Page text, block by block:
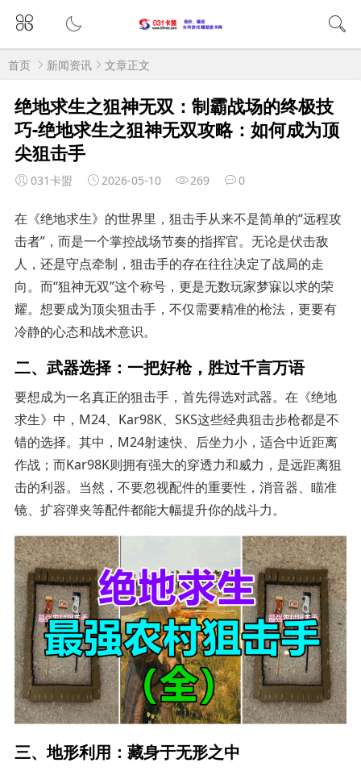
首页 新闻资讯 文章正文
绝地求生之狙神无双：制霸战场的终极技
巧-绝地求生之狙神无双攻略：如何成为顶
尖狙击手
031卡盟 2026-05-10 269 0
在《绝地求生》的世界里，狙击手从来不是简单的“远程攻
击者”，而是一个掌控战场节奏的指挥官。无论是伏击敌
人，还是守点牵制，狙击手的存在往往决定了战局的走
向。而“狙神无双”这个称号，更是无数玩家梦寐以求的荣
耀。想要成为顶尖狙击手，不仅需要精准的枪法，更要有
冷静的心态和战术意识。
二、武器选择：一把好枪，胜过千言万语
要想成为一名真正的狙击手，首先得选对武器。在《绝地
求生》中，M24、Kar98K、SKS这些经典狙击步枪都是不
错的选择。其中，M24射速快、后坐力小，适合中近距离
作战；而Kar98K则拥有强大的穿透力和威力，是远距离狙
击的利器。当然，不要忽视配件的重要性，消音器、瞄准
镜、扩容弹夹等配件都能大幅提升你的战斗力。
三、地形利用：藏身于无形之中